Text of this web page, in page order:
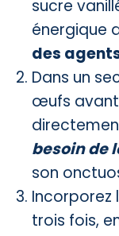
sucre
énergique
des
Dans un
œufs avant
besoin de
son
Incorporez
trois fois,